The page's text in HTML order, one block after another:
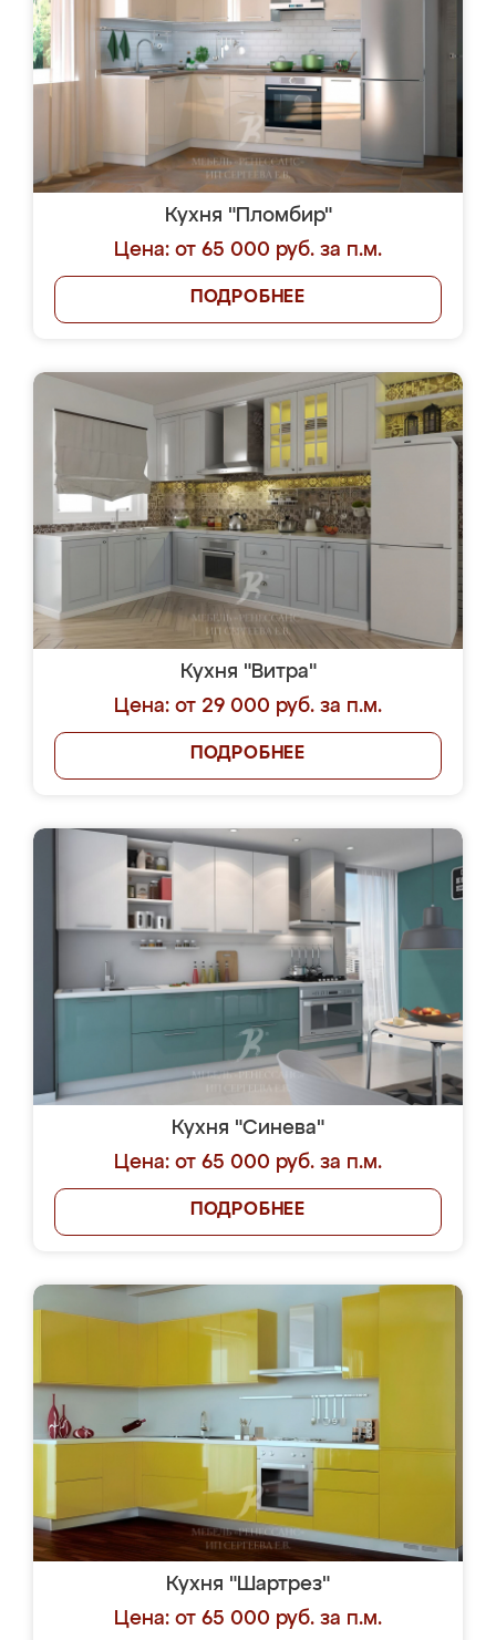
Кухня "Пломбир"
Цена: от 65 000 руб. за п.м.
ПОДРОБНЕЕ
Кухня "Витра"
Цена: от 29 000 руб. за п.м.
ПОДРОБНЕЕ
Кухня "Синева"
Цена: от 65 000 руб. за п.м.
ПОДРОБНЕЕ
Кухня "Шартрез"
Цена: от 65 000 руб. за п.м.